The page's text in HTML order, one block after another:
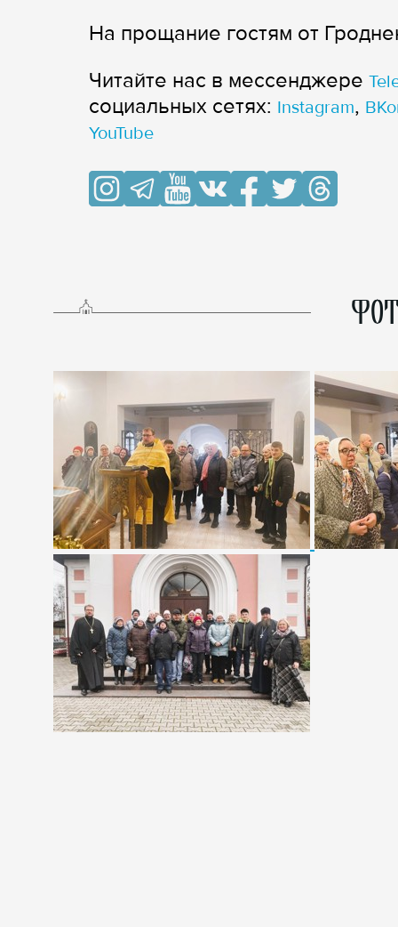
На прощание гостям от
Читайте нас в мессенджере
cоциальных сетях: Instagram,
YouTube